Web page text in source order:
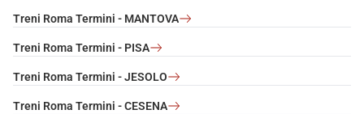
Treni Roma Termini - MANTOVA
Treni Roma Termini - PISA
Treni Roma Termini - JESOLO
Treni Roma Termini - CESENA